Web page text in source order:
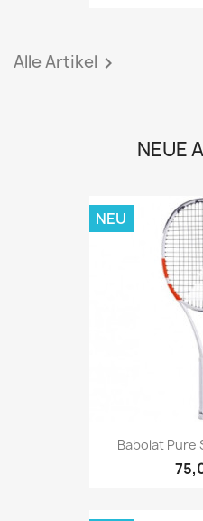
Alle Artikel 
NEUE
Babolat Pure
NEU